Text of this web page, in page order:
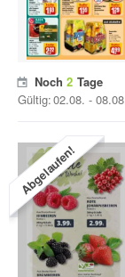
Noch 2 Tage
Gültig:02.08. -
Abgelaufen!